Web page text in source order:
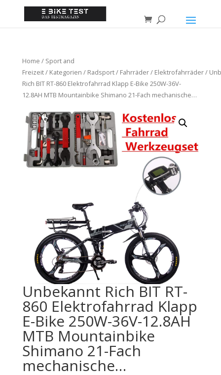
Home / Sport and
Freizeit/ Kategorien / Radsport/ Fahrräder/ Elektrofahrräder/
Rich BIT RT-860 Elektrofahrrad Klapp E-Bike 250W-36V-
12.8AH MTB Mountainbike Shimano 21-Fach mechanische…
Unbekannt Rich BIT RT-
860 Elektrofahrrad Klapp
E-Bike 250W-36V-12.8AH
MTB Mountainbike
Shimano 21-Fach
mechanische…